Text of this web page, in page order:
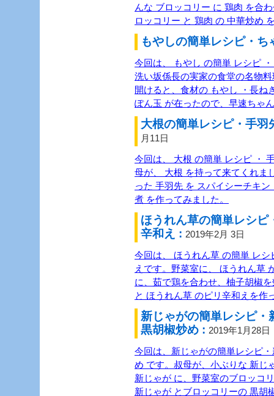
んな ブロッコリー に 鶏肉 を合
ロッコリー と 鶏肉 の 中華炒め
もやしの簡単レシピ・
今回は、 もやし の簡単 レシピ
洗い坂係長の実家の食堂の名物
開けると、食材の もやし ・長ね
ぽん玉 が在ったので、早速ちゃ
大根の簡単レシピ・手
月11日
今回は、 大根 の簡単 レシピ ・
母が、 大根 を持って来てくれま
った 手羽先 を スパイシーチキ
煮 を作ってみました。
ほうれん草の簡単レシピ
辛和え : 2019年2月 3日
今回は、 ほうれん草 の簡単 レ
えです。野菜室に、 ほうれん草
に、茹で鶏を合わせ、柚子胡椒
と ほうれん草 のピリ辛和えを作
新じゃがの簡単レシピ・
黒胡椒炒め : 2019年1月28日
今回は、新じゃがの簡単レシピ
め です。叔母が、小ぶりな 新じ
新じゃが に、野菜室のブロッコ
新じゃが とブロッコリーの 黒胡